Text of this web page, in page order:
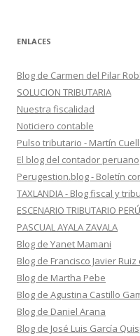
ENLACES
Blog de Carmen del Pilar
SOLUCION TRIBUTARIA
Nuestra fiscalidad
Noticiero contable
Pulso tributario - Martín
El blog del contador peruano
Perugestion.blog - Boletín
TAXLANDIA - Blog fiscal y
ESCENARIO TRIBUTARIO PERÚ
PASCUAL AYALA ZAVALA
Blog de Yanet Mamani
Blog de Francisco Javier
Blog de Martha Pebe
Blog de Agustina Castillo
Blog de Daniel Arana
Blog de José Luis García